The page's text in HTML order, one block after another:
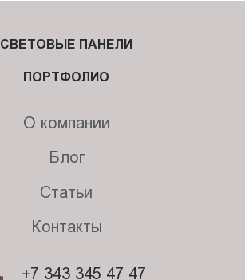
СВЕТОВЫЕ ПАНЕЛИ
ПОРТФОЛИО
О компании
Блог
Статьи
Контакты
+7 343 345 47 47